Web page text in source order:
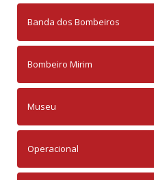
Banda dos Bombeiros
Bombeiro Mirim
Museu
Operacional